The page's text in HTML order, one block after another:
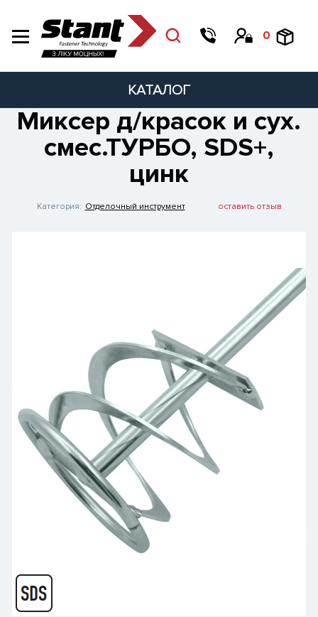
0
КАТАЛОГ
Миксер д/красок и сух.
смес.ТУРБО, SDS+,
цинк
Категория: Отделочный инструмент оставить отзыв